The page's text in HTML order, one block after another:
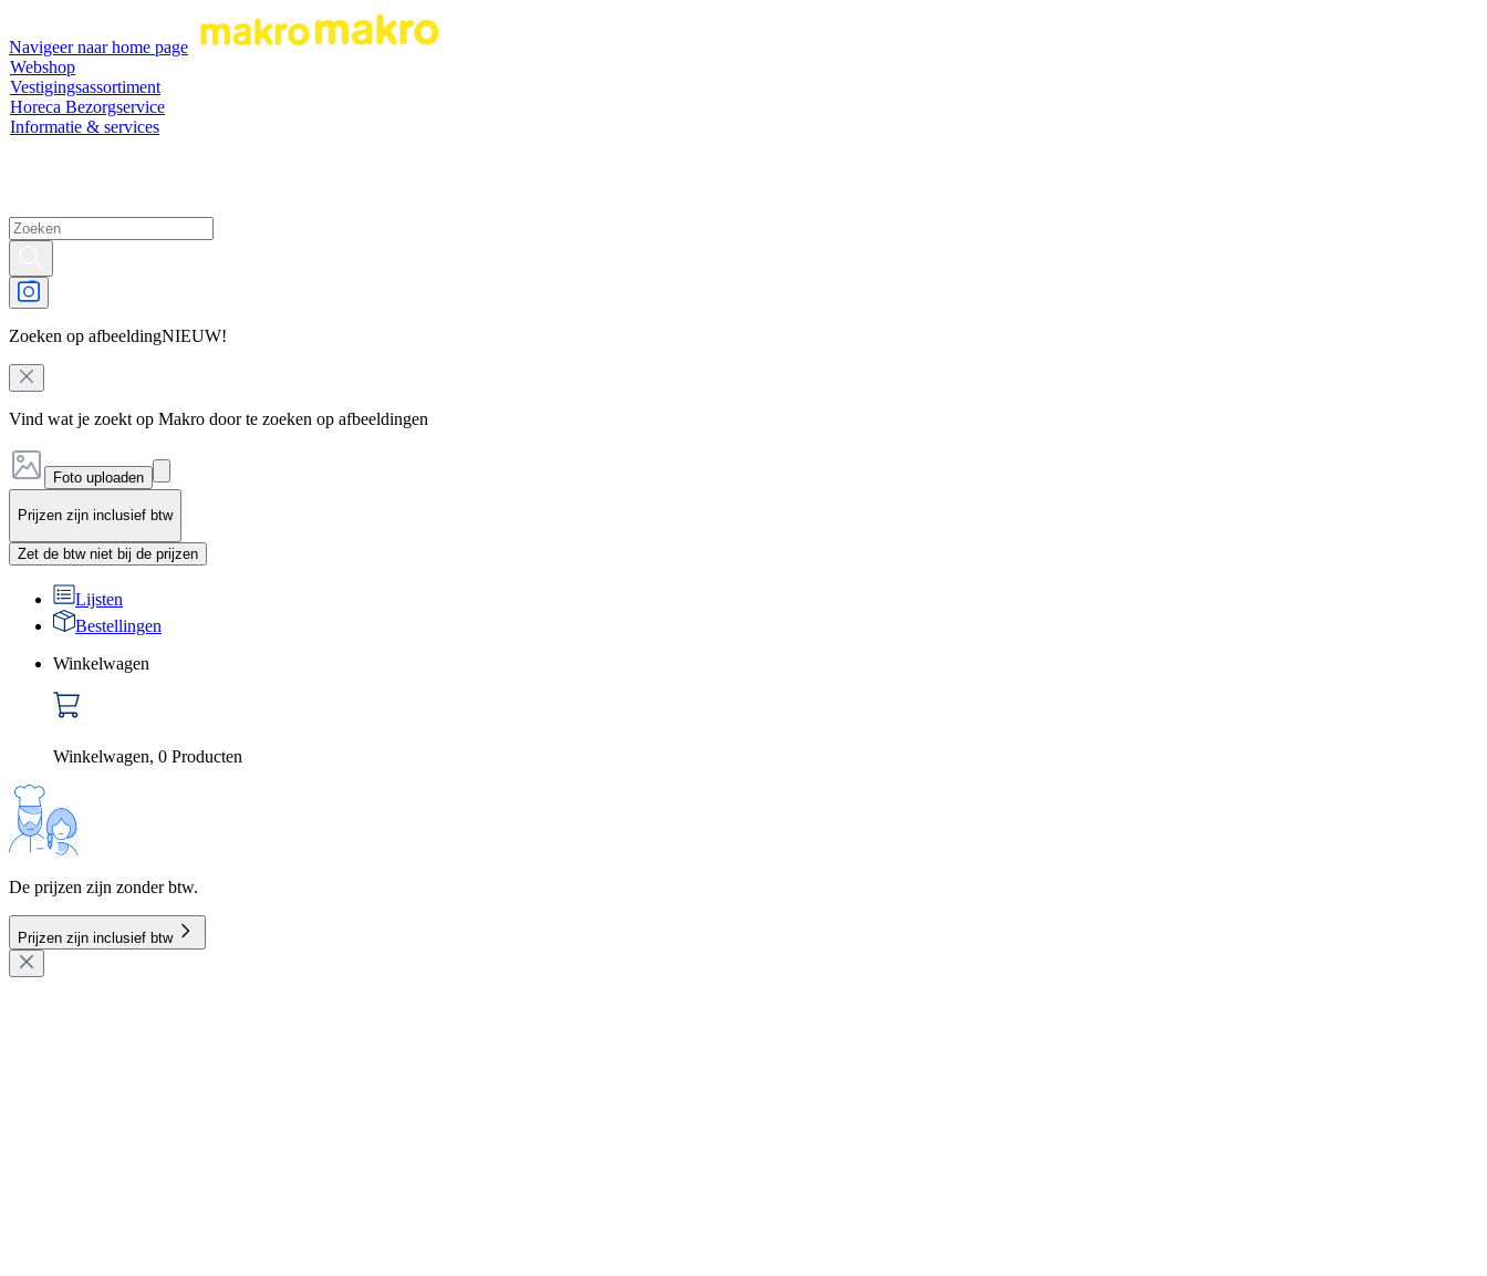
Navigeer naar home page
Webshop
Vestigingsassortiment
Horeca Bezorgservice
Informatie & services
Zoeken op afbeeldingNIEUW!
Vind wat je zoekt op Makro door te zoeken op afbeeldingen
Foto uploaden
Prijzen zijn inclusief btw
Zet de btw niet bij de prijzen
Lijsten
Bestellingen
Winkelwagen
Winkelwagen, 0 Producten
De prijzen zijn zonder btw.
Prijzen zijn inclusief btw